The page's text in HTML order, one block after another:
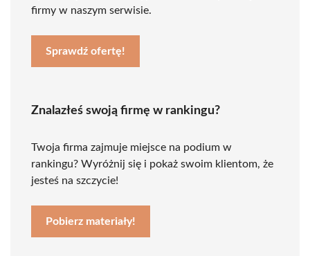
firmy w naszym serwisie.
Sprawdź ofertę!
Znalazłeś swoją firmę w rankingu?
Twoja firma zajmuje miejsce na podium w
rankingu? Wyróżnij się i pokaż swoim klientom, że
jesteś na szczycie!
Pobierz materiały!